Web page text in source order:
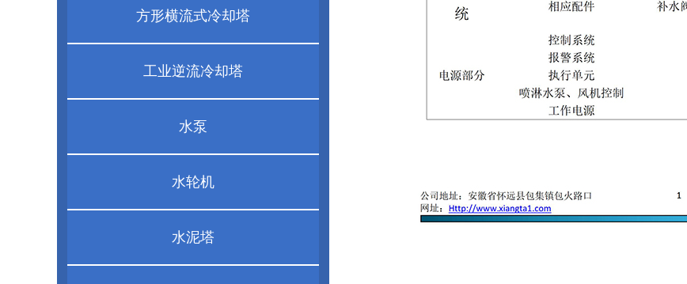
方形横流式冷却塔
工业逆流冷却塔
水泵
水轮机
水泥塔